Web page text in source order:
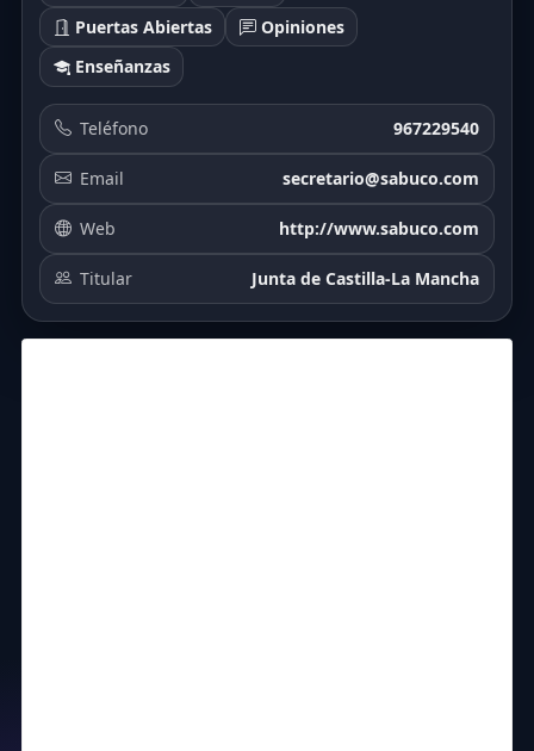
Puertas Abiertas
Opiniones
Enseñanzas
Teléfono 967229540
Email secretario@sabuco.com
Web http://www.sabuco.com
Titular Junta de Castilla-La Mancha